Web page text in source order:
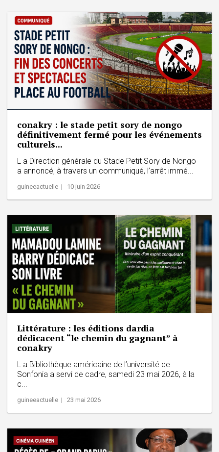
​conakry : le stade petit sory de nongo
définitivement fermé pour les événements
culturels...
L a Direction générale du Stade Petit Sory de Nongo
a annoncé, à travers un communiqué, l’arrêt immé...
guineeactuelle | 10 juin 2026
Littérature : les éditions dardia
dédicacent “le chemin du gagnant” à
conakry
L a Bibliothèque américaine de l’université de
Sonfonia a servi de cadre, samedi 23 mai 2026, à la
c...
guineeactuelle | 23 mai 2026